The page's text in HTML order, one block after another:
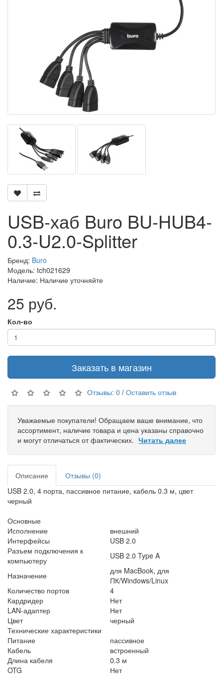
USB-хаб Buro BU-HUB4-
0.3-U2.0-Splitter
Бренд: Buro
Модель: tch021629
Наличие: Наличие уточняйте
25 руб.
Кол-во
Заказать в магазин
Отзывы: 0 / Оставить отзыв
Уважаемые покупатели! Обращаем ваше внимание, что
ассортимент, наличие товара и цена указаны справочно
и могут отличаться от фактических. Читать далее
Описание
Отзывы (0)
USB 2.0, 4 порта, пассивное питание, кабель 0.3 м, цвет
черный
Основные
Исполнение
внешний
Интерфейсы
USB 2.0
Разъем подключения к
компьютеру
USB 2.0 Type A
Назначение
для MacBook, для
ПК/Windows/Linux
Количество портов
4
Кардридер
Нет
LAN-адаптер
Нет
Цвет
черный
Технические характеристики
Питание
пассивное
Кабель
встроенный
Длина кабеля
0.3 м
OTG
Нет